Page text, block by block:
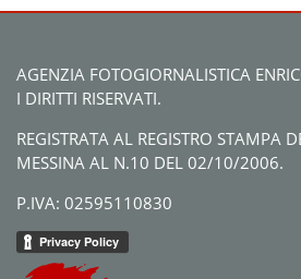
AGENZIA FOTOGIORNALISTICA
I DIRITTI RISERVATI.
REGISTRATA AL REGISTRO STAMPA
MESSINA AL N.10 DEL 02/10/2006.
P.IVA: 02595110830